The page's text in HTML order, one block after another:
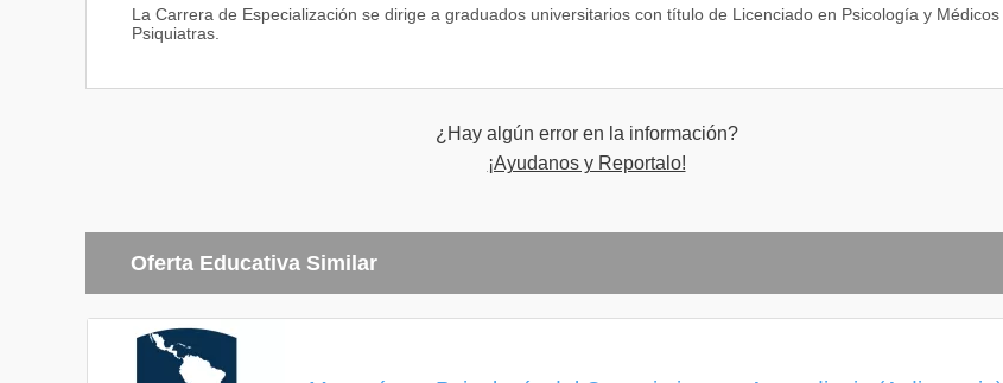
La Carrera de Especialización se dirige a graduados universitarios con título de Licenciado en Psicología y Médicos
Psiquiatras.
¿Hay algún error en la información?
¡Ayudanos y Reportalo!
Oferta Educativa Similar